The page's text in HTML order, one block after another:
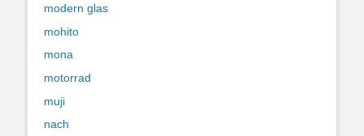
modern glas
mohito
mona
motorrad
muji
nach